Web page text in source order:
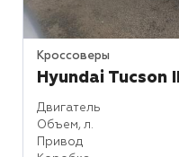
Кроссоверы
Hyundai Tucson
Двигатель
Объем, л.
Привод